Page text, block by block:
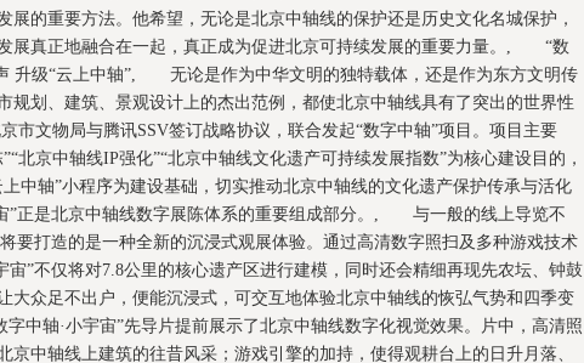
展的重要方法。他希望，无论是北京中轴线的保护还是历史文化名城保护，
展真正地融合在一起，真正成为促进北京可持续发展的重要力量。, “数
升级“云上中轴”, 无论是作为中华文明的独特载体，还是作为东方文明传
规划、建筑、景观设计上的杰出范例，都使北京中轴线具有了突出的世界性
文物局与腾讯SSV签订战略协议，联合发起“数字中轴”项目。项目主要
北京中轴线IP强化”“北京中轴线文化遗产可持续发展指数”为核心建设目的，
中轴”小程序为建设基础，切实推动北京中轴线的文化遗产保护传承与活化
”正是北京中轴线数字展陈体系的重要组成部分。, 与一般的线上导览不
将要打造的是一种全新的沉浸式观展体验。通过高清数字照扫及多种游戏技术
宙”不仅将对7.8公里的核心遗产区进行建模，同时还会精细再现先农坛、钟鼓
大众足不出户，便能沉浸式，可交互地体验北京中轴线的恢弘气势和四季变
轴·小宇宙”先导片提前展示了北京中轴线数字化视觉效果。片中，高清照
京中轴线上建筑的往昔风采；游戏引擎的加持，使得观耕台上的日升月落、